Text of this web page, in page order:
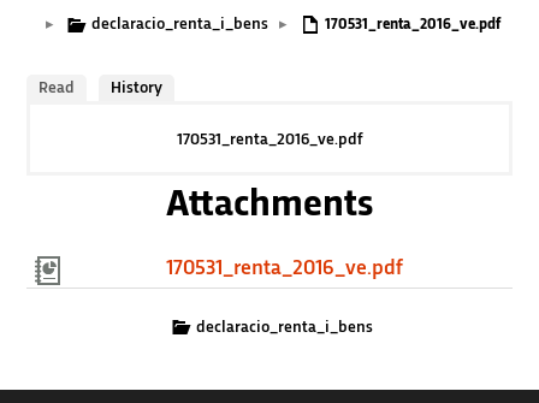
▸ declaracio_renta_i_bens ▸ 170531_renta_2016_ve.pdf
Read History
170531_renta_2016_ve.pdf
Attachments
170531_renta_2016_ve.pdf
declaracio_renta_i_bens